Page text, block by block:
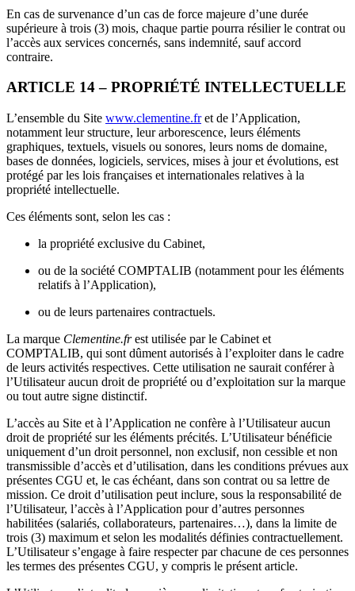
En cas de survenance d’un cas de force majeure d’une durée
supérieure à trois (3) mois, chaque partie pourra résilier le contrat ou
l’accès aux services concernés, sans indemnité, sauf accord
contraire.
ARTICLE 14 – PROPRIÉTÉ INTELLECTUELLE
L’ensemble du Site www.clementine.fret de l’Application,
notamment leur structure, leur arborescence, leurs éléments
graphiques, textuels, visuels ou sonores, leurs noms de domaine,
bases de données, logiciels, services, mises à jour et évolutions, est
protégé par les lois françaises et internationales relatives à la
propriété intellectuelle.
Ces éléments sont, selon les cas :
la propriété exclusive du Cabinet,
ou de la société COMPTALIB (notamment pour les éléments
relatifs à l’Application),
ou de leurs partenaires contractuels.
La marque Clementine.frest utilisée par le Cabinet et
COMPTALIB, qui sont dûment autorisés à l’exploiter dans le cadre
de leurs activités respectives. Cette utilisation ne saurait conférer à
l’Utilisateur aucun droit de propriété ou d’exploitation sur la marque
ou tout autre signe distinctif.
L’accès au Site et à l’Application ne confère à l’Utilisateur aucun
droit de propriété sur les éléments précités. L’Utilisateur bénéficie
uniquement d’un droit personnel, non exclusif, non cessible et non
transmissible d’accès et d’utilisation, dans les conditions prévues aux
présentes CGU et, le cas échéant, dans son contrat ou sa lettre de
mission. Ce droit d’utilisation peut inclure, sous la responsabilité de
l’Utilisateur, l’accès à l’Application pour d’autres personnes
habilitées (salariés, collaborateurs, partenaires…), dans la limite de
trois (3) maximum et selon les modalités définies contractuellement.
L’Utilisateur s’engage à faire respecter par chacune de ces personnes
les termes des présentes CGU, y compris le présent article.